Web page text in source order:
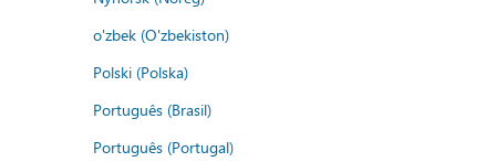
o'zbek (O'zbekiston)
Polski (Polska)
Português (Brasil)
Português (Portugal)